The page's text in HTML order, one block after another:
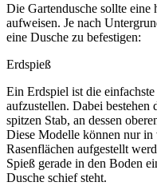
Die Gartendusche sollte eine
aufweisen. Je nach
eine Dusche zu befestigen:
Erdspieß
Ein Erdspiel ist die
aufzustellen. Dabei bestehen
spitzen Stab, an dessen
Diese Modelle können nur
Rasenflächen aufgestellt
Spieß gerade in den Boden
Dusche schief steht.